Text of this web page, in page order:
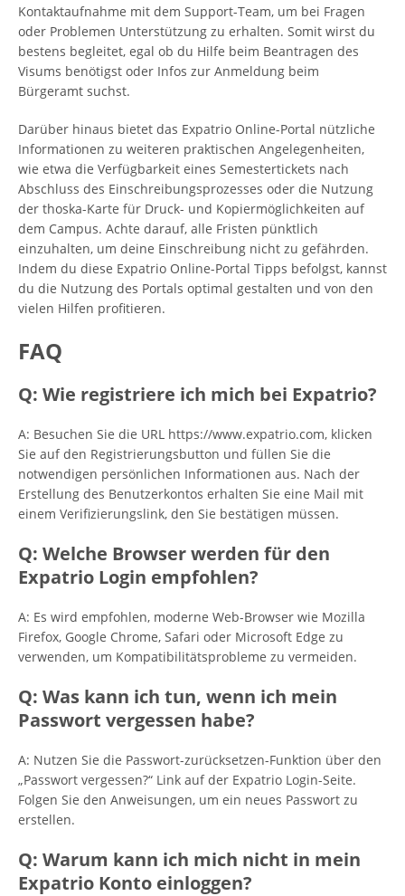
Kontaktaufnahme mit dem Support-Team, um bei Fragen
oder Problemen Unterstützung zu erhalten. Somit wirst du
bestens begleitet, egal ob du Hilfe beim Beantragen des
Visums benötigst oder Infos zur Anmeldung beim
Bürgeramt suchst.
Darüber hinaus bietet das Expatrio Online-Portal nützliche
Informationen zu weiteren praktischen Angelegenheiten,
wie etwa die Verfügbarkeit eines Semestertickets nach
Abschluss des Einschreibungsprozesses oder die Nutzung
der thoska-Karte für Druck- und Kopiermöglichkeiten auf
dem Campus. Achte darauf, alle Fristen pünktlich
einzuhalten, um deine Einschreibung nicht zu gefährden.
Indem du diese Expatrio Online-Portal Tipps befolgst, kannst
du die Nutzung des Portals optimal gestalten und von den
vielen Hilfen profitieren.
FAQ
Q: Wie registriere ich mich bei Expatrio?
A: Besuchen Sie die URL https://www.expatrio.com, klicken
Sie auf den Registrierungsbutton und füllen Sie die
notwendigen persönlichen Informationen aus. Nach der
Erstellung des Benutzerkontos erhalten Sie eine Mail mit
einem Verifizierungslink, den Sie bestätigen müssen.
Q: Welche Browser werden für den
Expatrio Login empfohlen?
A: Es wird empfohlen, moderne Web-Browser wie Mozilla
Firefox, Google Chrome, Safari oder Microsoft Edge zu
verwenden, um Kompatibilitätsprobleme zu vermeiden.
Q: Was kann ich tun, wenn ich mein
Passwort vergessen habe?
A: Nutzen Sie die Passwort-zurücksetzen-Funktion über den
„Passwort vergessen?“ Link auf der Expatrio Login-Seite.
Folgen Sie den Anweisungen, um ein neues Passwort zu
erstellen.
Q: Warum kann ich mich nicht in mein
Expatrio Konto einloggen?